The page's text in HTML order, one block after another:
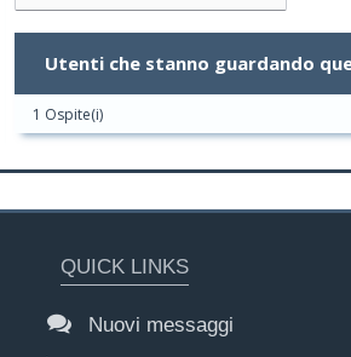
Utenti che stanno guardando
1 Ospite(i)
QUICK LINKS
Nuovi messaggi